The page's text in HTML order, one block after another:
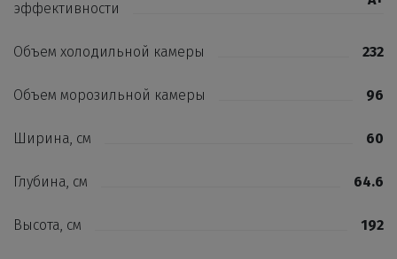
эффективности
Объем холодильной камеры 232
Объем морозильной камеры 96
Ширина, см 60
Глубина, см 64.6
Высота, см 192